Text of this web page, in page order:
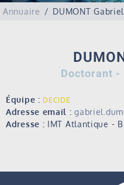
Annuaire DUMONT Gabriel
Doctorant
Équipe : DECIDE
Adresse email :
Adresse : IMT Atlantique -